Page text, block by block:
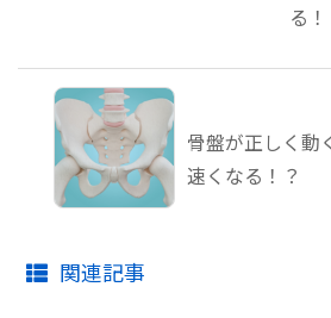
る！
骨盤が正しく動
速くなる！？
関連記事